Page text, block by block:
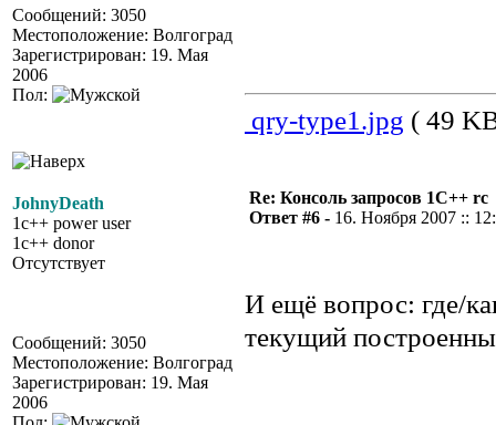
Сообщений: 3050
Местоположение: Волгоград
Зарегистрирован: 19. Мая
2006
Пол:
qry-type1.jpg ( 49
JohnyDeath
1c++ power user
1c++ donor
Отсутствует
Сообщений: 3050
Местоположение: Волгоград
Зарегистрирован: 19. Мая
2006
Re: Консоль запросов 1С++ rc
Ответ #6 - 16. Ноября 2007 ::
И ещё вопрос: где/
текущий